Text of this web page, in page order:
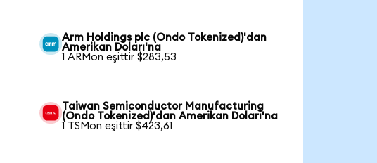
Arm Holdings plc (Ondo Tokenized)'dan
Amerikan Doları'na
1 ARMon eşittir $283,53
Taiwan Semiconductor Manufacturing
(Ondo Tokenized)'dan Amerikan Doları'na
1 TSMon eşittir $423,61